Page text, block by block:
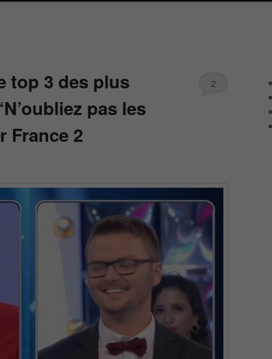
top 3 des plus
pas les
France 2
2